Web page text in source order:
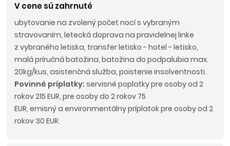
V cene sú zahrnuté
ubytovanie na zvolený počet nocí s vybraným
stravovaním, letecká doprava na pravidelnej linke
z vybraného letiska, transfer letisko - hotel - letisko,
malá príručná batožina, batožina do podpalubia max.
20kg/kus, asistenčná služba, poistenie insolventnosti.
Povinné príplatky: servisné poplatky pre osoby od 2
rokov 215 EUR, pre osoby do 2 rokov 75
EUR, emisný a environmentálny príplatok pre osoby od 2
rokov 30 EUR.